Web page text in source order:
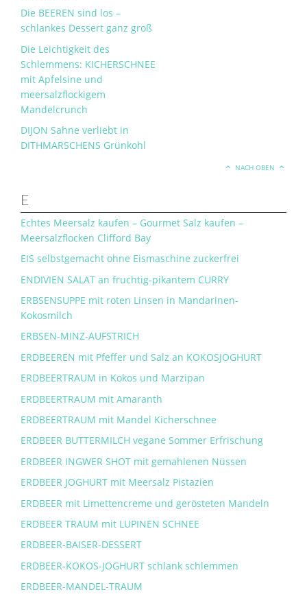
Die BEEREN sind los –
schlankes Dessert ganz groß
Die Leichtigkeit des
Schlemmens: KICHERSCHNEE
mit Apfelsine und
meersalzflockigem
Mandelcrunch
DIJON Sahne verliebt in
DITHMARSCHENS Grünkohl
NACH OBEN
E
Echtes Meersalz kaufen – Gourmet Salz kaufen –
Meersalzflocken Clifford Bay
EIS selbstgemacht ohne Eismaschine zuckerfrei
ENDIVIEN SALAT an fruchtig-pikantem CURRY
ERBSENSUPPE mit roten Linsen in Mandarinen-
Kokosmilch
ERBSEN-MINZ-AUFSTRICH
ERDBEEREN mit Pfeffer und Salz an KOKOSJOGHURT
ERDBEERTRAUM in Kokos und Marzipan
ERDBEERTRAUM mit Amaranth
ERDBEERTRAUM mit Mandel Kicherschnee
ERDBEER BUTTERMILCH vegane Sommer Erfrischung
ERDBEER INGWER SHOT mit gemahlenen Nüssen
ERDBEER JOGHURT mit Meersalz Pistazien
ERDBEER mit Limettencreme und gerösteten Mandeln
ERDBEER TRAUM mit LUPINEN SCHNEE
ERDBEER-BAISER-DESSERT
ERDBEER-KOKOS-JOGHURT schlank schlemmen
ERDBEER-MANDEL-TRAUM